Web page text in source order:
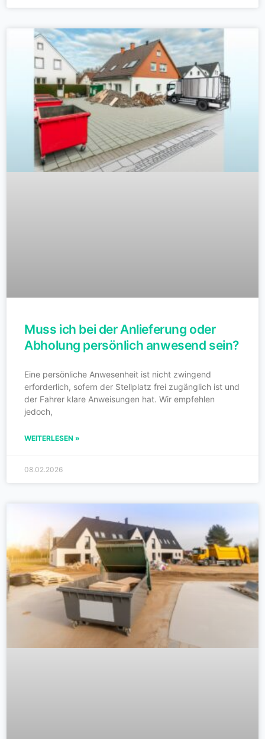
Muss ich bei der Anlieferung oder
Abholung persönlich anwesend sein?
Eine persönliche Anwesenheit ist nicht zwingend
erforderlich, sofern der Stellplatz frei zugänglich ist und
der Fahrer klare Anweisungen hat. Wir empfehlen
jedoch,
WEITERLESEN »
08.02.2026